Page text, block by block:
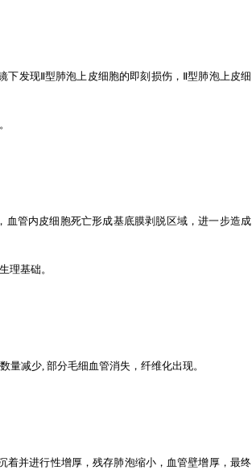
发现Ⅱ型肺泡上皮细胞的即刻损伤，Ⅱ型肺泡上皮细
管内皮细胞死亡形成基底膜剥脱区域，进一步造成
理基础。
量减少, 部分毛细血管消失，纤维化出现。
着并进行性增厚，残存肺泡缩小，血管壁增厚，最终